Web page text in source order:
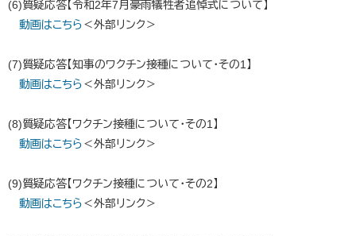
(6)質疑応答【令和2年7月豪雨犠牲者追悼式について】
動画はこちら＜外部リンク＞
(7)質疑応答【知事のワクチン接種について・その1】
動画はこちら＜外部リンク＞
(8)質疑応答【ワクチン接種について・その1】
動画はこちら＜外部リンク＞
(9)質疑応答【ワクチン接種について・その2】
動画はこちら＜外部リンク＞